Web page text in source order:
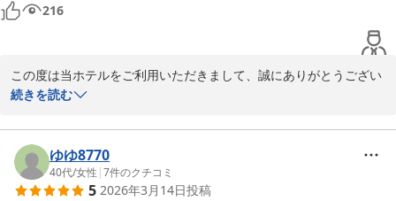
相鉄フレッサイン横浜戸塚　フロント
2026-04-21
ランドリーは、電子マネー非対応で、洗濯乾燥別でしたが、使用状況が
216
この度は当ホテルをご利用いただきまして、誠にありがとうござい
ます。
お客様に当館の客室や朝食ビュッフェをお褒めいただきまして、大
変嬉しく思います。
また、コインランドリーに関するご意見、誠にありがとうございま
続きを読む
ゆゆ8770
40代/女性 |7件のクチコミ
5 2026年3月14日投稿